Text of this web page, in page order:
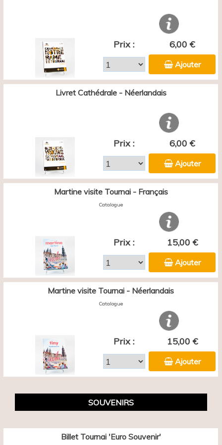
Prix : 6,00 €
Ajouter
Livret Cathédrale - Néerlandais
Prix : 6,00 €
Ajouter
Martine visite Tournai - Français
Catalogue
Prix : 15,00 €
Ajouter
Martine visite Tournai - Néerlandais
Catalogue
Prix : 15,00 €
Ajouter
SOUVENIRS
Billet Tournai 'Euro Souvenir'